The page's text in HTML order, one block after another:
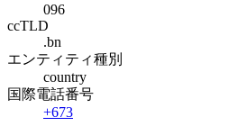
096
ccTLD
.bn
エンティティ種別
country
国際電話番号
+673